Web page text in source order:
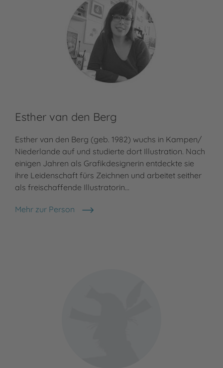
Esther van den Berg
Esther van den Berg (geb. 1982) wuchs in Kampen/
Niederlande auf und studierte dort Illustration. Nach
einigen Jahren als Grafikdesignerin entdeckte sie
ihre Leidenschaft fürs Zeichnen und arbeitet seither
als freischaffende Illustratorin…
Mehr zur Person
Esther van den Berg